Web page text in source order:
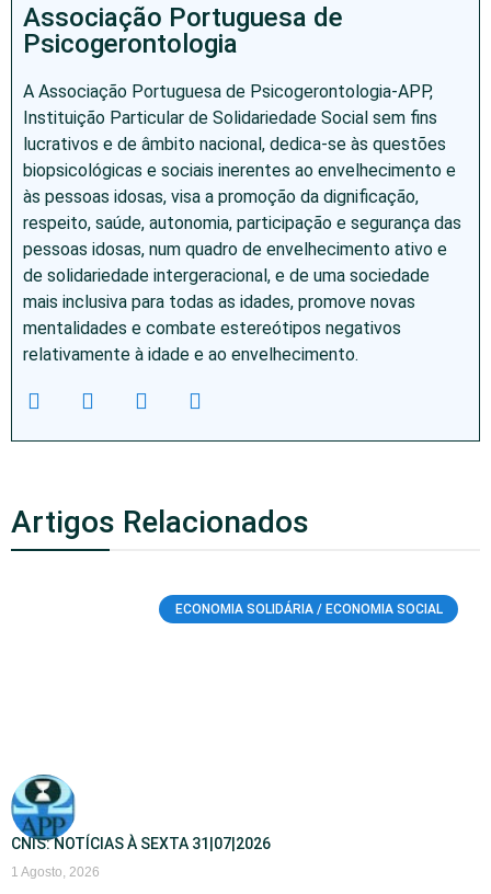
Associação Portuguesa de
Psicogerontologia
A Associação Portuguesa de Psicogerontologia-APP,
Instituição Particular de Solidariedade Social sem fins
lucrativos e de âmbito nacional, dedica-se às questões
biopsicológicas e sociais inerentes ao envelhecimento e
às pessoas idosas, visa a promoção da dignificação,
respeito, saúde, autonomia, participação e segurança das
pessoas idosas, num quadro de envelhecimento ativo e
de solidariedade intergeracional, e de uma sociedade
mais inclusiva para todas as idades, promove novas
mentalidades e combate estereótipos negativos
relativamente à idade e ao envelhecimento.
Artigos Relacionados
ECONOMIA SOLIDÁRIA / ECONOMIA SOCIAL
CNIS: NOTÍCIAS À SEXTA 31|07|2026
1 Agosto, 2026